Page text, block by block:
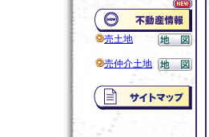
売土地
売仲介土地